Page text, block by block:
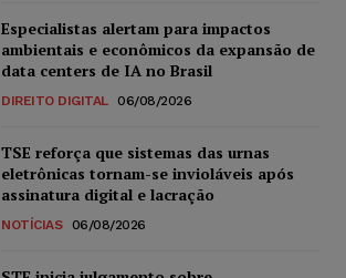
Especialistas alertam para impactos
ambientais e econômicos da expansão de
data centers de IA no Brasil
DIREITO DIGITAL 06/08/2026
TSE reforça que sistemas das urnas
eletrônicas tornam-se invioláveis após
assinatura digital e lacração
NOTÍCIAS 06/08/2026